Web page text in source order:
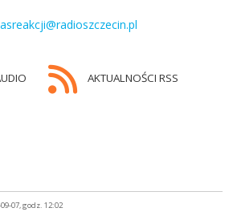
AKTUALNOŚCI RSS
07, godz. 12:02